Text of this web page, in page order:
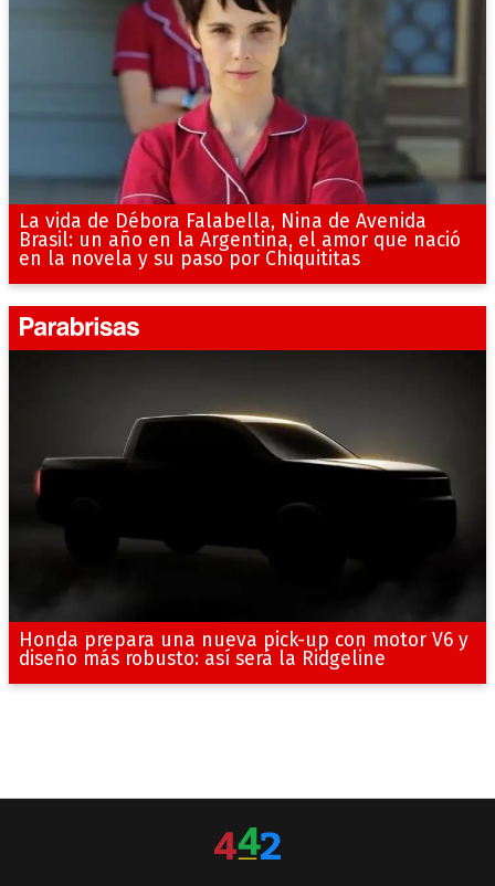
La vida de Débora Falabella, Nina de Avenida
Brasil: un año en la Argentina, el amor que nació
en la novela y su paso por Chiquititas
Honda prepara una nueva pick-up con motor V6 y
diseño más robusto: así será la Ridgeline